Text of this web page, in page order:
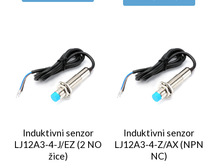
Induktivni senzor
LJ12A3-4-J/EZ (2 NO
žice)
Induktivni senzor
LJ12A3-4-Z/AX (NPN
NC)